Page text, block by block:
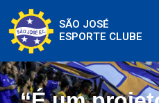
SÃO JOSÉ
ESPORTE CLUBE